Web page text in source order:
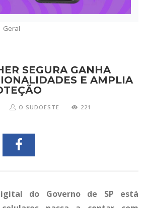
Geral
SEGURA GANHA
E AMPLIA
O SUDOESTE 221
do Governo de SP está